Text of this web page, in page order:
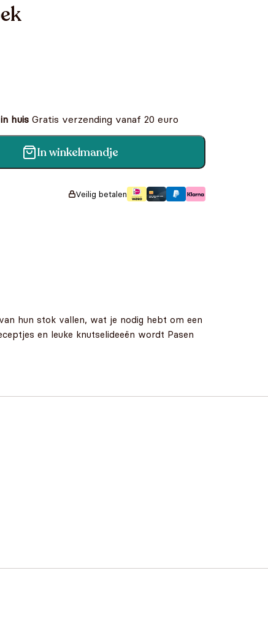
huis Gratis verzending vanaf 20 euro
In winkelmandje
Veilig betalen
hun stok vallen, wat je nodig hebt om een
en leuke knutselideeën wordt Pasen